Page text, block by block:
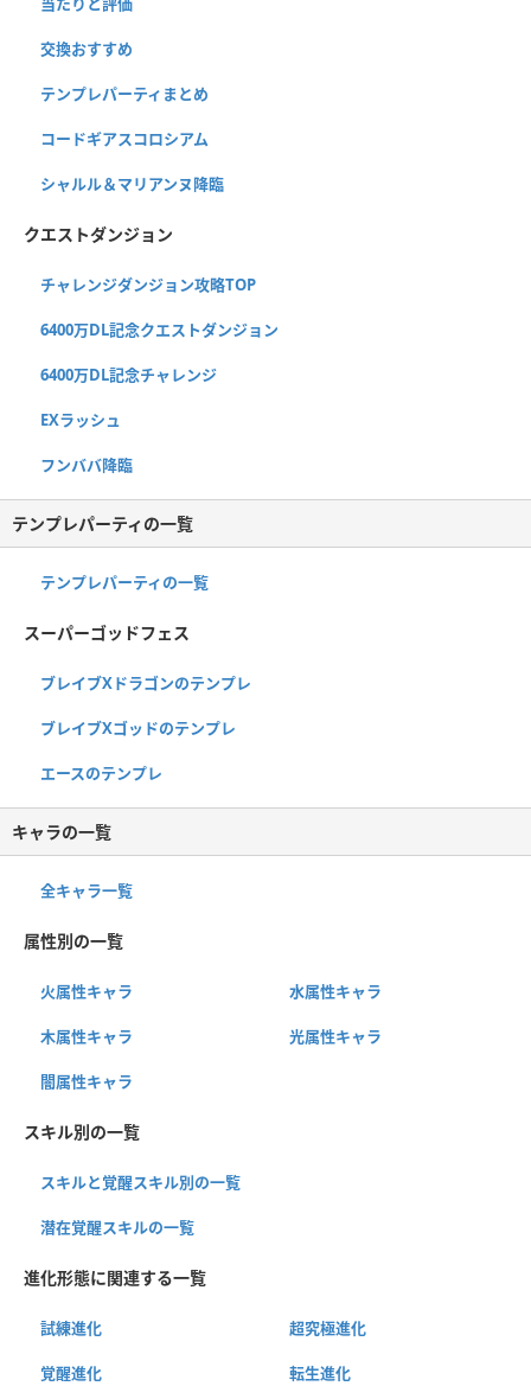
交換おすすめ
テンプレパーティまとめ
コードギアスコロシアム
シャルル＆マリアンヌ降臨
クエストダンジョン
チャレンジダンジョン攻略TOP
6400万DL記念クエストダンジョン
6400万DL記念チャレンジ
EXラッシュ
フンババ降臨
テンプレパーティの一覧
テンプレパーティの一覧
スーパーゴッドフェス
ブレイブXドラゴンのテンプレ
ブレイブXゴッドのテンプレ
エースのテンプレ
キャラの一覧
全キャラ一覧
属性別の一覧
火属性キャラ 水属性キャラ
木属性キャラ 光属性キャラ
闇属性キャラ
スキル別の一覧
スキルと覚醒スキル別の一覧
潜在覚醒スキルの一覧
進化形態に関連する一覧
試練進化 超究極進化
覚醒進化 転生進化